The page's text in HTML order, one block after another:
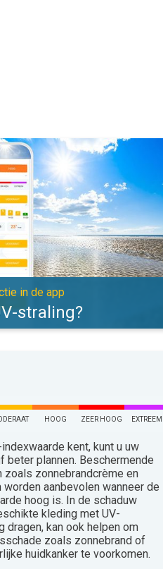
Handige functie in de app. . .
in de app
straling?
HOOG ZEER HOOG EXTREEM
kent, kunt u uw
beter plannen. Beschermende
zoals zonnebrandcrème en
worden aanbevolen wanneer de
hoog is. In de schaduw
kleding met UV-
dragen, kan ook helpen om
zoals zonnebrand of
huidkanker te voorkomen.